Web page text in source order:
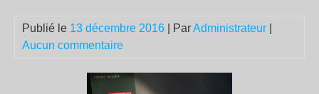
Publié le 13 décembre 2016 | ParAdministrateur
Aucun commentaire